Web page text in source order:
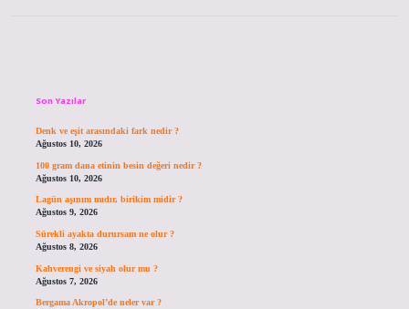
Son Yazılar
Denk ve eşit arasındaki fark nedir ?
Ağustos 10, 2026
100 gram dana etinin besin değeri nedir ?
Ağustos 10, 2026
Lagün aşınım mıdır, birikim midir ?
Ağustos 9, 2026
Sürekli ayakta durursam ne olur ?
Ağustos 8, 2026
Kahverengi ve siyah olur mu ?
Ağustos 7, 2026
Bergama Akropol’de neler var ?